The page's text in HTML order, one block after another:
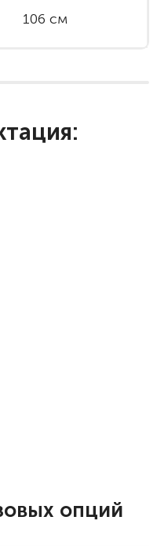
106 см
опций